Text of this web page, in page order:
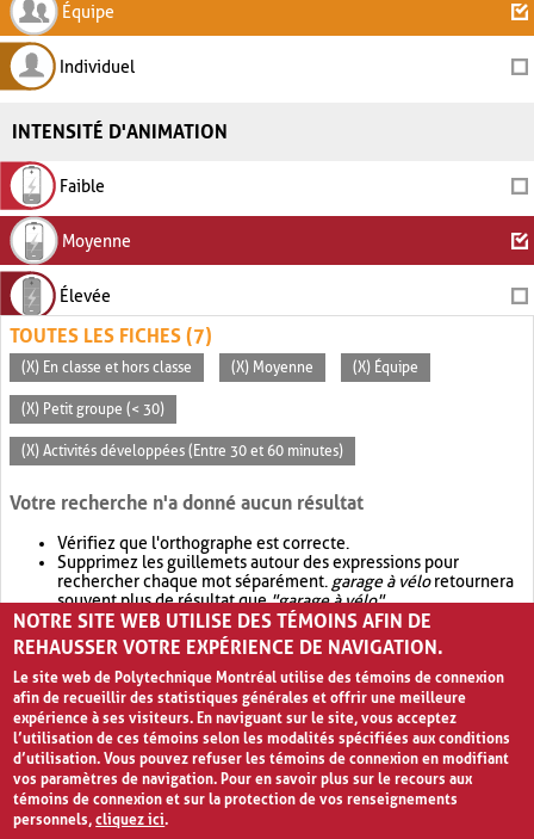
Équipe
Individuel
INTENSITÉ D'ANIMATION
Faible
Moyenne
Élevée
TOUTES LES FICHES (7)
(X) En classe et hors classe (X) Moyenne (X) Équipe
(X) Petit groupe (< 30)
(X) Activités développées (Entre 30 et 60 minutes)
Votre recherche n'a donné aucun résultat
Vérifiez que l'orthographe est correcte.
Supprimez les guillemets autour des expressions pour
rechercher chaque mot séparément. garage à véloretournera
souvent plus de résultat que"garage à vélo".
Envisagez d'élargir votre recherche avec OR.garage OR vélo
retournera souvent plus de résultat quegarage à vélo
NOTRE SITE WEB UTILISE DES TÉMOINS AFIN DE
REHAUSSER VOTRE EXPÉRIENCE DE NAVIGATION.
Le site web de Polytechnique Montréal utilise des témoins de connexion
afin de recueillir des statistiques générales et offrir une meilleure
expérience à ses visiteurs. En naviguant sur le site, vous acceptez
l’utilisation de ces témoins selon les modalités spécifiées aux conditions
d’utilisation. Vous pouvez refuser les témoins de connexion en modifiant
vos paramètres de navigation. Pour en savoir plus sur le recours aux
témoins de connexion et sur la protection de vos renseignements
personnels,cliquez ici.